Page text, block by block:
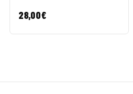
28,00€